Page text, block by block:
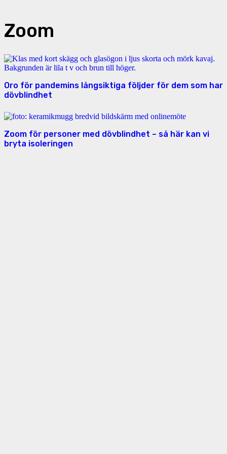
Zoom
Oro för pandemins långsiktiga följder för dem som har
dövblindhet
Zoom för personer med dövblindhet – så här kan vi
bryta isoleringen